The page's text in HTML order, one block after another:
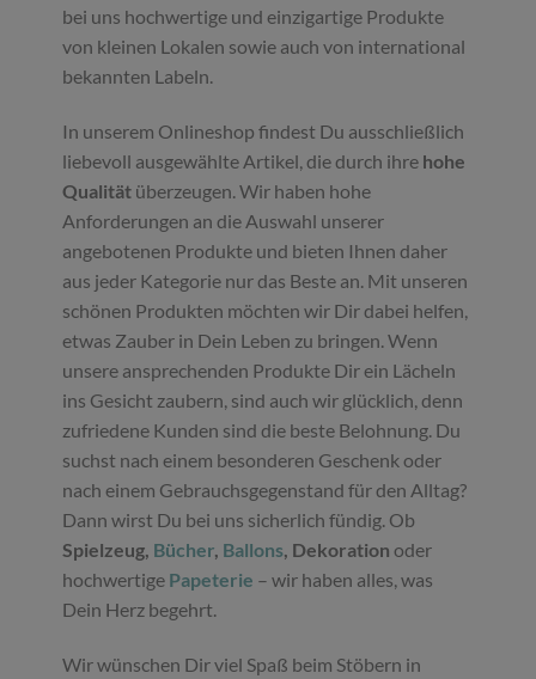
bei uns hochwertige und einzigartige Produkte
von kleinen Lokalen sowie auch von international
bekannten Labeln.
In unserem Onlineshop findest Du ausschließlich
liebevoll ausgewählte Artikel, die durch ihre hohe
Qualität überzeugen. Wir haben hohe
Anforderungen an die Auswahl unserer
angebotenen Produkte und bieten Ihnen daher
aus jeder Kategorie nur das Beste an. Mit unseren
schönen Produkten möchten wir Dir dabei helfen,
etwas Zauber in Dein Leben zu bringen. Wenn
unsere ansprechenden Produkte Dir ein Lächeln
ins Gesicht zaubern, sind auch wir glücklich, denn
zufriedene Kunden sind die beste Belohnung. Du
suchst nach einem besonderen Geschenk oder
nach einem Gebrauchsgegenstand für den Alltag?
Dann wirst Du bei uns sicherlich fündig. Ob
Spielzeug, Bücher, Ballons, Dekoration oder
hochwertige Papeterie – wir haben alles, was
Dein Herz begehrt.
Wir wünschen Dir viel Spaß beim Stöbern in